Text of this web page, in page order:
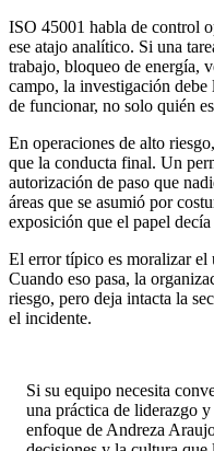
ISO 45001 habla de control
ese atajo analítico. Si una
trabajo, bloqueo de energía,
campo, la investigación
de funcionar, no solo quién
En operaciones de alto
que la conducta final. Un
autorización de paso que
áreas que se asumió por
exposición que el papel
El error típico es moralizar el
Cuando eso pasa, la
riesgo, pero deja intacta la
el incidente.
Si su equipo necesita
una práctica de liderazgo
enfoque de Andreza